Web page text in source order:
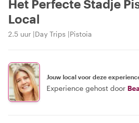
Het Perfecte Stadje
Local
2.5 uur Day Trips Pistoia
Jouw local voor deze
Experience gehost door